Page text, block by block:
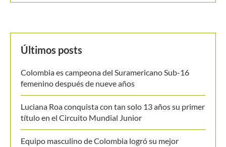
femenino después de nueve años
Luciana Roa conquista con tan solo 13 años su primer
título en el Circuito Mundial Junior
Equipo masculino de Colombia logró su mejor
resultado en el Campeonato Mundial Sub-14 de Tenis